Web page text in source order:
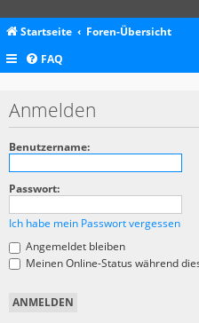
Startseite Foren-Übersicht
FAQ
Anmelden
Benutzername:
Passwort:
Ich habe mein Passwort vergessen
Angemeldet bleiben
Meinen Online-Status während